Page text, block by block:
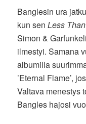
Banglesin ura
kun senLess
Simon &
ilmestyi. Samana
albumilla
’Eternal Flame’,
Valtava menestys
Bangles hajosi